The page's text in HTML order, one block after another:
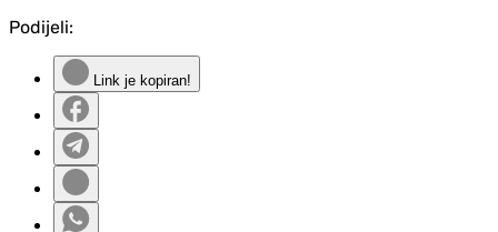
Podijeli:
Link je kopiran!